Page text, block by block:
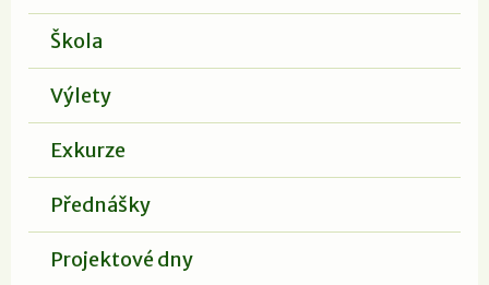
Škola
Výlety
Exkurze
Přednášky
Projektové dny